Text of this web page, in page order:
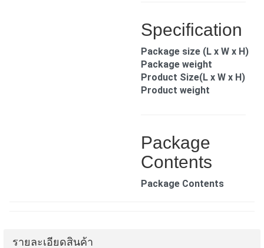
Specification
Package size (L x W x H)
Package weight
Product Size(L x W x H)
Product weight
Package
Contents
Package Contents
รายละเอียดสินค้า